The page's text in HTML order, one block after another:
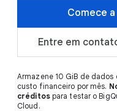
Comece
Entre em
Armazene 10 GiB de dados
custo financeiro por mês.
créditospara testar o
Cloud.